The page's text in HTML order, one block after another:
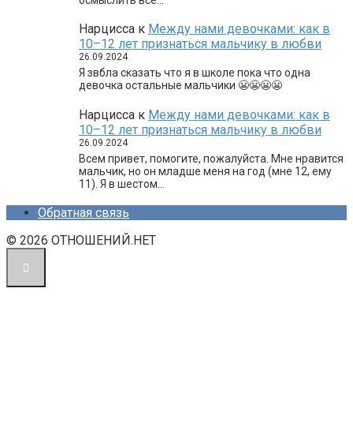
Нарцисса к Между нами девочками: как в
10–12 лет признаться мальчику в любви
26.09.2024
Я звбла сказать что я в школе пока что одна
девочка остальные мальчики 😬😬😬😬
Нарцисса к Между нами девочками: как в
10–12 лет признаться мальчику в любви
26.09.2024
Всем привет, помогите, пожалуйста. Мне нравится
мальчик, но он младше меня на год (мне 12, ему
11). Я в шестом…
Обратная связь
© 2026 ОТНОШЕНИЙ.НЕТ